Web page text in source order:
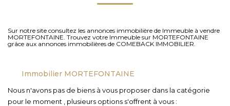
CONTACT
Sur notre site consultez les annonces immobilière de Immeuble à vendre
MORTEFONTAINE. Trouvez votre Immeuble sur MORTEFONTAINE
grâce aux annonces immobilières de COMEBACK IMMOBILIER.
Immobilier MORTEFONTAINE
Nous n'avons pas de biens à vous proposer dans la catégorie
pour le moment , plusieurs options s'offrent à vous :